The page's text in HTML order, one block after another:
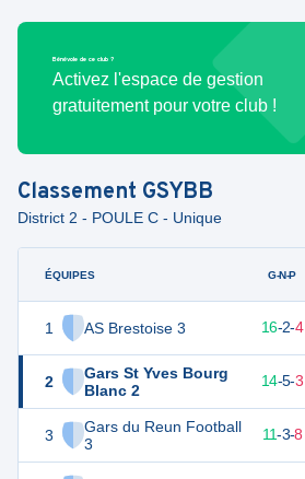
Bénévole de ce club ?
Activez l'espace de gestion
gratuitement pour votre club !
Classement GSYBB
District 2 - POULE C - Unique
ÉQUIPES
1 AS Brestoise 3
2
Gars St Yves Bourg
Blanc 2
3
Gars du Reun Football
3
G-N-P
16-2-4
47 22 14-5-3
36 22 11-3-8